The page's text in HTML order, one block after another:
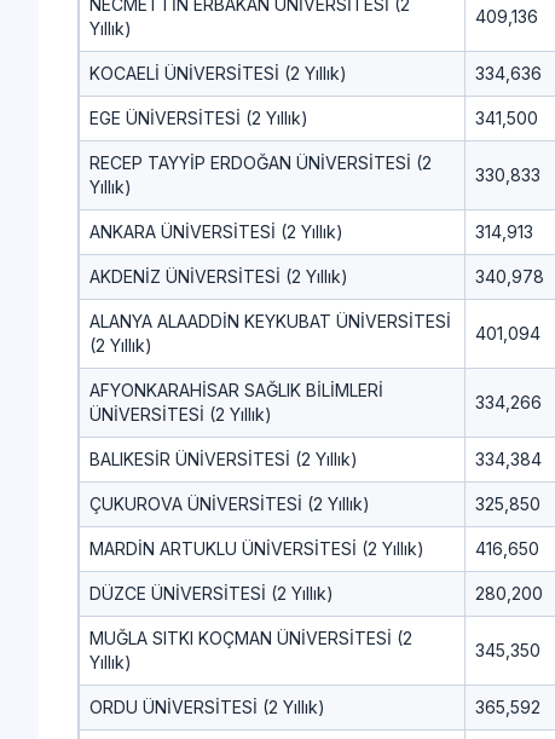
NECMETTİN ERBAKAN ÜNİVERSİTESİ (2
Yıllık)
409,136
KOCAELİ ÜNİVERSİTESİ (2 Yıllık) 334,636
EGE ÜNİVERSİTESİ (2 Yıllık) 341,500
RECEP TAYYİP ERDOĞAN ÜNİVERSİTESİ (2
Yıllık)
330,833
ANKARA ÜNİVERSİTESİ (2 Yıllık) 314,913
AKDENİZ ÜNİVERSİTESİ (2 Yıllık) 340,978
ALANYA ALAADDİN KEYKUBAT ÜNİVERSİTESİ
(2 Yıllık)
401,094
AFYONKARAHİSAR SAĞLIK BİLİMLERİ
ÜNİVERSİTESİ (2 Yıllık)
334,266
BALIKESİR ÜNİVERSİTESİ (2 Yıllık) 334,384
ÇUKUROVA ÜNİVERSİTESİ (2 Yıllık) 325,850
MARDİN ARTUKLU ÜNİVERSİTESİ (2 Yıllık) 416,650
DÜZCE ÜNİVERSİTESİ (2 Yıllık) 280,200
MUĞLA SITKI KOÇMAN ÜNİVERSİTESİ (2
Yıllık)
345,350
ORDU ÜNİVERSİTESİ (2 Yıllık) 365,592